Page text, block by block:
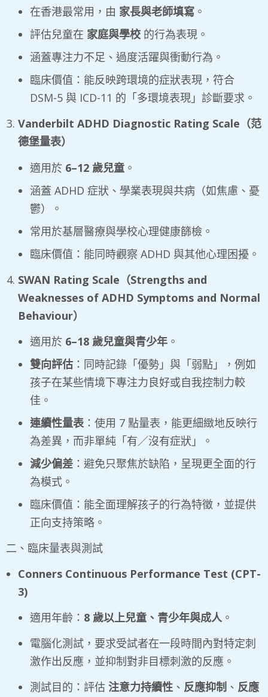
在香港最常用，由 家長與老師填寫 。
評估兒童在 家庭與學校 的行為表現。
涵蓋專注力不足、過度活躍與衝動行為。
臨床價值：能反映跨環境的症狀表現，符合
DSM-5 與 ICD-11 的「多環境表現」診斷要求。
Vanderbilt ADHD Diagnostic Rating Scale （范
德堡量表）
適用於 6–12 歲兒童 。
涵蓋 ADHD 症狀、學業表現與共病（如焦慮、憂
鬱）。
常用於基層醫療與學校心理健康篩檢。
臨床價值：能同時觀察 ADHD 與其他心理困擾。
SWAN Rating Scale （Strengths and
Weaknesses of ADHD Symptoms and Normal
Behaviour）
適用於 6–18 歲兒童與青少年 。
雙向評估 ：同時記錄「優勢」與「弱點」，例如
孩子在某些情境下專注力良好或自我控制力較
佳。
連續性量表 ：使用 7 點量表，能更細緻地反映行
為差異，而非單純「有／沒有症狀」。
減少偏差 ：避免只聚焦於缺陷，呈現更全面的行
為模式。
臨床價值：能全面理解孩子的行為特徵，並提供
正向支持策略。
二、臨床量表與測試
Conners Continuous Performance Test (CPT-
3)
適用年齡： 8 歲以上兒童、青少年與成人。
電腦化測試，要求受試者在一段時間內對特定刺
激作出反應，並抑制對非目標刺激的反應。
測試目的：評估 注意力持續性 、 反應抑制 、 反應